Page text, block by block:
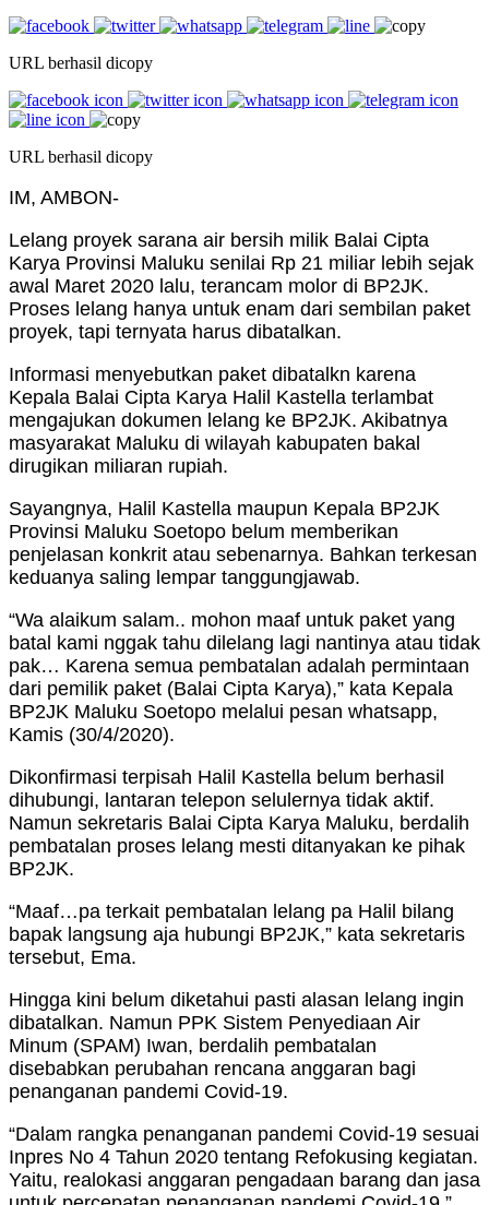
URL berhasil dicopy
URL berhasil dicopy
IM, AMBON-
Lelang proyek sarana air bersih milik Balai Cipta
Karya Provinsi Maluku senilai Rp 21 miliar lebih sejak
awal Maret 2020 lalu, terancam molor di BP2JK.
Proses lelang hanya untuk enam dari sembilan paket
proyek, tapi ternyata harus dibatalkan.
Informasi menyebutkan paket dibatalkn karena
Kepala Balai Cipta Karya Halil Kastella terlambat
mengajukan dokumen lelang ke BP2JK. Akibatnya
masyarakat Maluku di wilayah kabupaten bakal
dirugikan miliaran rupiah.
Sayangnya, Halil Kastella maupun Kepala BP2JK
Provinsi Maluku Soetopo belum memberikan
penjelasan konkrit atau sebenarnya. Bahkan terkesan
keduanya saling lempar tanggungjawab.
“Wa alaikum salam.. mohon maaf untuk paket yang
batal kami nggak tahu dilelang lagi nantinya atau tidak
pak… Karena semua pembatalan adalah permintaan
dari pemilik paket (Balai Cipta Karya),” kata Kepala
BP2JK Maluku Soetopo melalui pesan whatsapp,
Kamis (30/4/2020).
Dikonfirmasi terpisah Halil Kastella belum berhasil
dihubungi, lantaran telepon selulernya tidak aktif.
Namun sekretaris Balai Cipta Karya Maluku, berdalih
pembatalan proses lelang mesti ditanyakan ke pihak
BP2JK.
“Maaf…pa terkait pembatalan lelang pa Halil bilang
bapak langsung aja hubungi BP2JK,” kata sekretaris
tersebut, Ema.
Hingga kini belum diketahui pasti alasan lelang ingin
dibatalkan. Namun PPK Sistem Penyediaan Air
Minum (SPAM) Iwan, berdalih pembatalan
disebabkan perubahan rencana anggaran bagi
penanganan pandemi Covid-19.
“Dalam rangka penanganan pandemi Covid-19 sesuai
Inpres No 4 Tahun 2020 tentang Refokusing kegiatan.
Yaitu, realokasi anggaran pengadaan barang dan jasa